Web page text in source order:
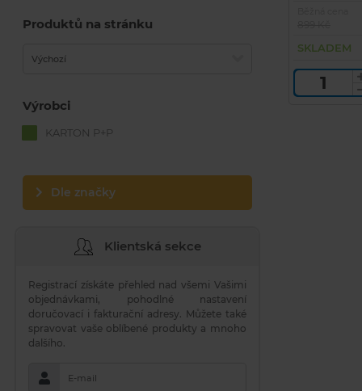
SKLADEM
Produktů na stránku
Výchozí
Výrobci
KARTON P+P
Dle značky
Klientská sekce
Registrací získáte přehled nad všemi Vašimi
objednávkami, pohodlné nastavení
doručovací i fakturační adresy. Můžete také
spravovat vaše oblíbené produkty a mnoho
dalšího.
E-mail